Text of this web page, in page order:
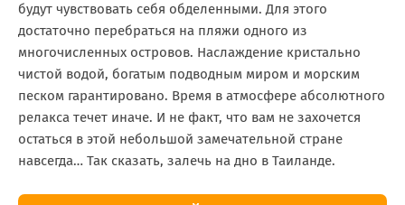
будут чувствовать себя обделенными. Для этого
достаточно перебраться на пляжи одного из
многочисленных островов. Наслаждение кристально
чистой водой, богатым подводным миром и морским
песком гарантировано. Время в атмосфере абсолютного
релакса течет иначе. И не факт, что вам не захочется
остаться в этой небольшой замечательной стране
навсегда… Так сказать, залечь на дно в Таиланде.